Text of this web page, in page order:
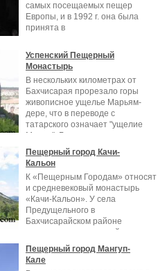
самых посещаемых пещер
Европы, и в 1992 г. она была
принята в
Успенский Пещерный
Монастырь
В нескольких километрах от
Бахчисарая прорезало горы
живописное ущелье Марьям-
дере, что в переводе с
татарского означает "ущелие
Марии". Глядя на
Пещерный город Качи-
Кальон
К «Пещерным Городам» относят
и средневековый монастырь
«Качи-Кальон». У села
Предущельного в
Бахчисарайском районе
возвышается огромный
скальный
Пещерный город Мангуп-
Кале